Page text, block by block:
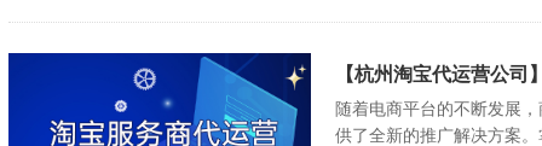
【杭州淘宝代运营公
随着电商平台的不断发展
供了全新的推广解决方案